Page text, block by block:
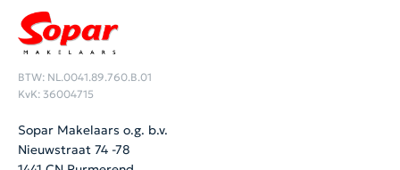
BTW: NL.0041.89.760.B.01
KvK: 36004715
Sopar Makelaars o.g. b.v.
Nieuwstraat 74 -78